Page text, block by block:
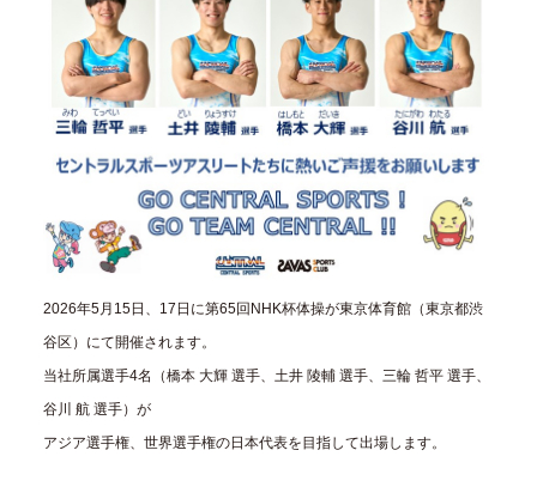
2026年5月15日、17日に第65回NHK杯体操が東京体育館（東京都渋
谷区）にて開催されます。
当社所属選手4名（橋本 大輝 選手、土井 陵輔 選手、三輪 哲平 選手、
谷川 航 選手）が
アジア選手権、世界選手権の日本代表を目指して出場します。